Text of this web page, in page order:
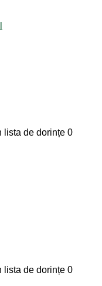
lista de dorințe 0
lista de dorințe 0